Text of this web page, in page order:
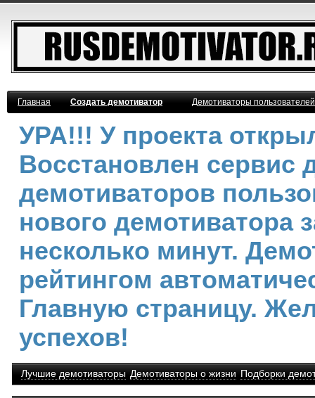
Главная Создать демотиватор Демотиваторы
УРА!!! У проекта
Восстановлен сервис
демотиваторов
нового демотиватора
несколько минут.
рейтингом
Главную страницу.
успехов!
Лучшие демотиваторы Демотиваторы о жизни Подборки